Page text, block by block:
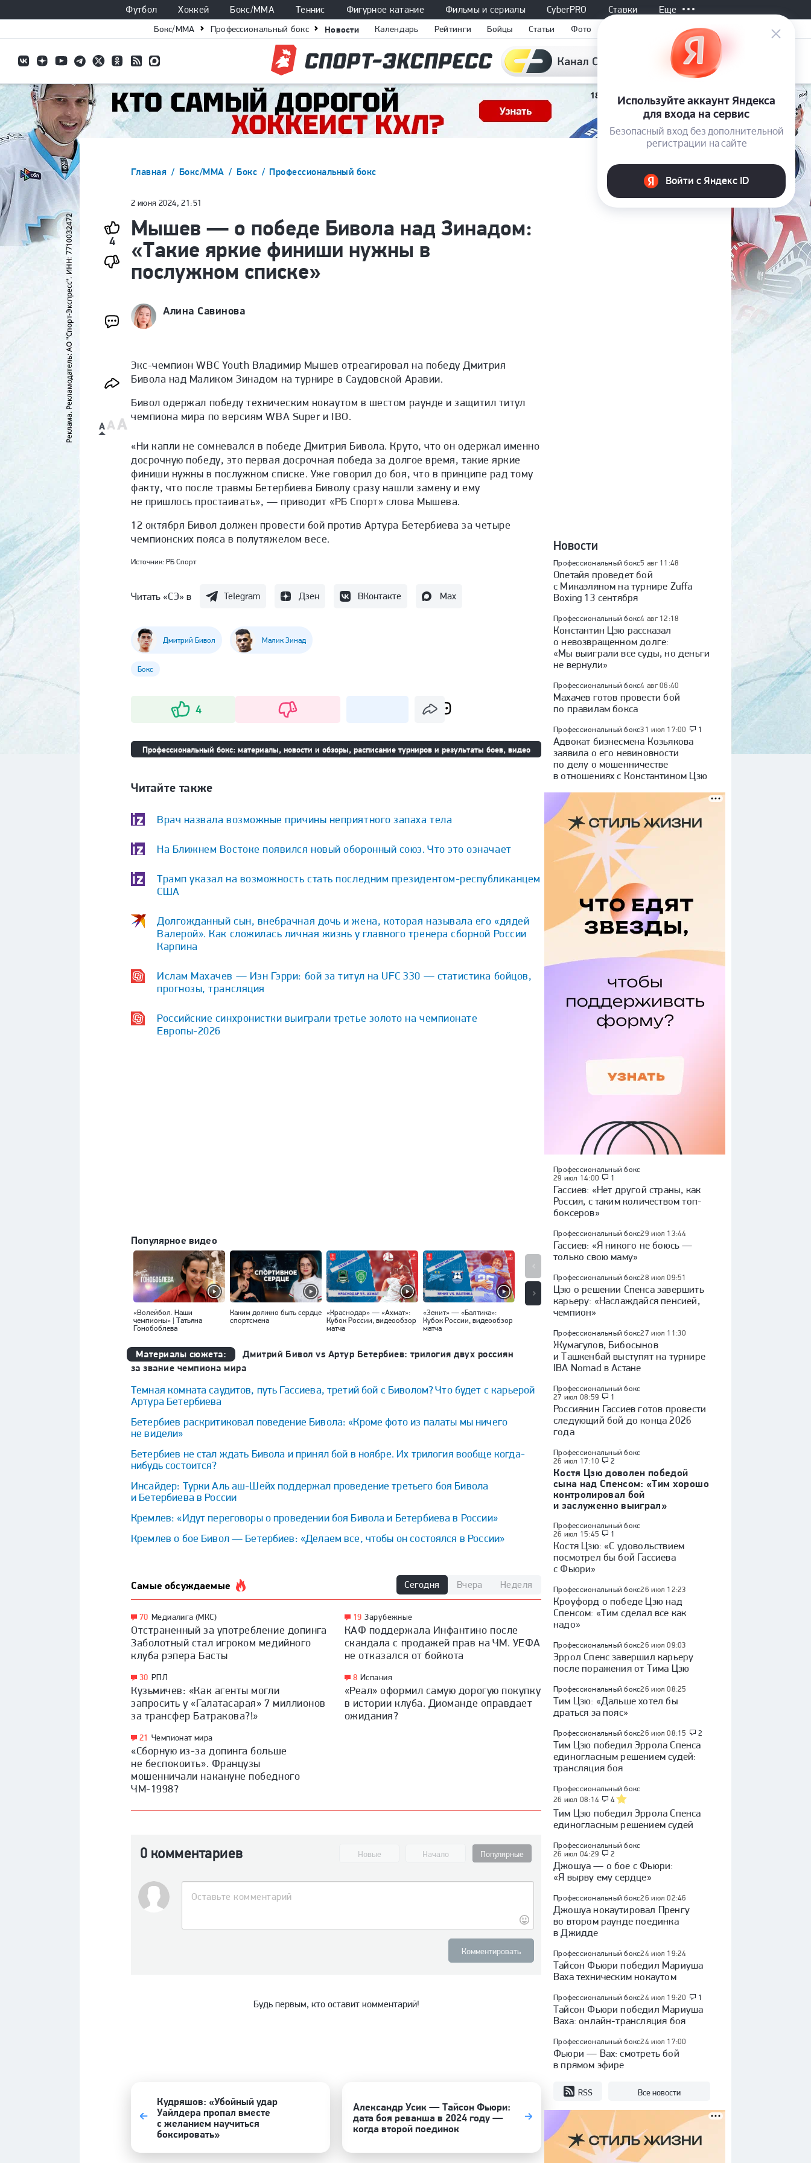
Футбол Хоккей Бокс/ММА Теннис Фигурное катание Фильмы и сериалы CyberPRO Ставки Еще
Бокс/ММА Профессиональный бокс Новости Календарь Рейтинги Бойцы Статьи Фото
Главная Бокс/ММА Бокс Профессиональный бокс
4
2 июня 2024, 21:51
Мышев — о победе Бивола над Зинадом:
«Такие яркие финиши нужны в
послужном списке»
Алина Савинова
Экс-чемпион WBC Youth Владимир Мышев отреагировал на победу Дмитрия
Бивола над Маликом Зинадом на турнире в Саудовской Аравии.
Бивол одержал победу техническим нокаутом в шестом раунде и защитил титул
чемпиона мира по версиям WBA Super и IBO.
«Ни капли не сомневался в победе Дмитрия Бивола. Круто, что он одержал именно
досрочную победу, это первая досрочная победа за долгое время, такие яркие
финиши нужны в послужном списке. Уже говорил до боя, что в принципе рад тому
факту, что после травмы Бетербиева Биволу сразу нашли замену и ему
не пришлось простаивать», — приводит «РБ Спорт» слова Мышева.
12 октября Бивол должен провести бой против Артура Бетербиева за четыре
чемпионских пояса в полутяжелом весе.
Источник: РБ Спорт
Читать «СЭ» в Telegram Дзен ВКонтакте Max
Дмитрий Бивол Малик Зинад
Бокс
4
Профессиональный бокс: материалы, новости и обзоры, расписание турниров и результаты боев, видео
Читайте также
Врач назвала возможные причины неприятного запаха тела
На Ближнем Востоке появился новый оборонный союз. Что это означает
Трамп указал на возможность стать последним президентом-республиканцем
США
Долгожданный сын, внебрачная дочь и жена, которая называла его «дядей
Валерой». Как сложилась личная жизнь у главного тренера сборной России
Карпина
Ислам Махачев — Иэн Гэрри: бой за титул на UFC 330 — статистика бойцов,
прогнозы, трансляция
Российские синхронистки выиграли третье золото на чемпионате
Европы-2026
Популярное видео
«Волейбол. Наши
чемпионы» | Татьяна
Гонобоблева
Каким должно быть сердце
спортсмена
«Краснодар» — «Ахмат»:
Кубок России, видеообзор
матча
«Зенит» — «Балтика»:
Кубок России, видеообзор
матча
«Спартак» — «Оренбург»:
видеообзор матча
Материалы сюжета:
Дмитрий Бивол vs Артур Бетербиев: трилогия двух россиян
за звание чемпиона мира
Темная комната саудитов, путь Гассиева, третий бой с Биволом? Что будет с карьерой
Артура Бетербиева
Бетербиев раскритиковал поведение Бивола: «Кроме фото из палаты мы ничего
не видели»
Бетербиев не стал ждать Бивола и принял бой в ноябре. Их трилогия вообще когда-
нибудь состоится?
Инсайдер: Турки Аль аш-Шейх поддержал проведение третьего боя Бивола
и Бетербиева в России
Кремлев: «Идут переговоры о проведении боя Бивола и Бетербиева в России»
Кремлев о бое Бивол — Бетербиев: «Делаем все, чтобы он состоялся в России»
Самые обсуждаемые Сегодня Вчера Неделя
70 Медиалига (МКС)
Отстраненный за употребление допинга
Заболотный стал игроком медийного
клуба рэпера Басты
30 РПЛ
Кузьмичев: «Как агенты могли
запросить у «Галатасарая» 7 миллионов
за трансфер Батракова?!»
21 Чемпионат мира
«Сборную из-за допинга больше
не беспокоить». Французы
мошенничали накануне победного
ЧМ-1998?
19 Зарубежные
КАФ поддержала Инфантино после
скандала с продажей прав на ЧМ. УЕФА
не отказался от бойкота
8 Испания
«Реал» оформил самую дорогую покупку
в истории клуба. Диоманде оправдает
ожидания?
0 комментариев Новые Начало Популярные
Комментировать
Будь первым, кто оставит комментарий!
Кудряшов: «Убойный удар
Уайлдера пропал вместе
с желанием научиться
боксировать»
Александр Усик — Тайсон Фьюри:
дата боя реванша в 2024 году —
когда второй поединок
Новости
Профессиональный бокс5 авг 11:48
Опетайя проведет бой
с Микаэляном на турнире Zuffa
Boxing 13 сентября
Профессиональный бокс4 авг 12:18
Константин Цзю рассказал
о невозвращенном долге:
«Мы выиграли все суды, но деньги
не вернули»
Профессиональный бокс4 авг 06:40
Махачев готов провести бой
по правилам бокса
Профессиональный бокс31 июл 17:00 1
Адвокат бизнесмена Козьякова
заявила о его невиновности
по делу о мошенничестве
в отношениях с Константином Цзю
Профессиональный бокс
29 июл 14:00
1
Гассиев: «Нет другой страны, как
Россия, с таким количеством топ-
боксеров»
Профессиональный бокс29 июл 13:44
Гассиев: «Я никого не боюсь —
только свою маму»
Профессиональный бокс28 июл 09:51
Цзю о решении Спенса завершить
карьеру: «Наслаждайся пенсией,
чемпион»
Профессиональный бокс27 июл 11:30
Жумагулов, Бибосынов
и Ташкенбай выступят на турнире
IBA Nomad в Астане
Профессиональный бокс
27 июл 08:59
1
Россиянин Гассиев готов провести
следующий бой до конца 2026
года
Профессиональный бокс
26 июл 17:10
2
Костя Цзю доволен победой
сына над Спенсом: «Тим хорошо
контролировал бой
и заслуженно выиграл»
Профессиональный бокс
26 июл 15:45
1
Костя Цзю: «С удовольствием
посмотрел бы бой Гассиева
с Фьюри»
Профессиональный бокс26 июл 12:23
Кроуфорд о победе Цзю над
Спенсом: «Тим сделал все как
надо»
Профессиональный бокс26 июл 09:03
Эррол Спенс завершил карьеру
после поражения от Тима Цзю
Профессиональный бокс26 июл 08:25
Тим Цзю: «Дальше хотел бы
драться за пояс»
Профессиональный бокс26 июл 08:15 2
Тим Цзю победил Эррола Спенса
единогласным решением судей:
трансляция боя
Профессиональный бокс
26 июл 08:14
4
Тим Цзю победил Эррола Спенса
единогласным решением судей
Профессиональный бокс
26 июл 04:29
2
Джошуа — о бое с Фьюри:
«Я вырву ему сердце»
Профессиональный бокс26 июл 02:46
Джошуа нокаутировал Пренгу
во втором раунде поединка
в Джидде
Профессиональный бокс24 июл 19:24
Тайсон Фьюри победил Мариуша
Ваха техническим нокаутом
Профессиональный бокс24 июл 19:20 1
Тайсон Фьюри победил Мариуша
Ваха: онлайн-трансляция боя
Профессиональный бокс24 июл 17:00
Фьюри — Вах: смотреть бой
в прямом эфире
RSS Все новости